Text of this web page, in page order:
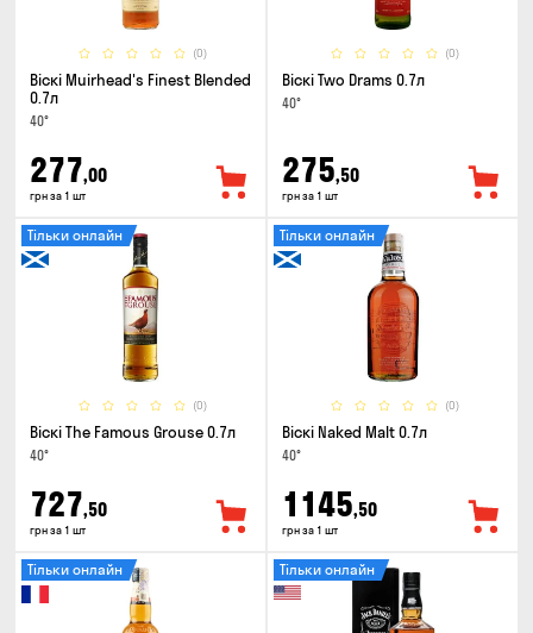
(0)
Віскі Muirhead's Finest Blended
0.7л
40°
277,00
грн за 1 шт
(0)
Віскі Two Drams 0.7л
40°
275,50
грн за 1 шт
(0)
Тільки онлайн
Віскі The Famous Grouse 0.7л
40°
727,50
грн за 1 шт
(0)
Тільки онлайн
Віскі Naked Malt 0.7л
40°
1145,50
грн за 1 шт
Тільки онлайн Тільки онлайн